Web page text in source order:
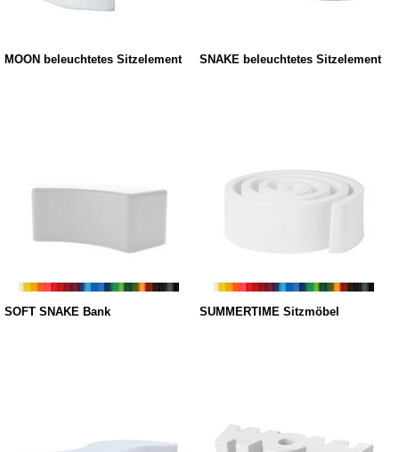
MOON beleuchtetes Sitzelement SNAKE beleuchtetes Sitzelement
SOFT SNAKE Bank SUMMERTIME Sitzmöbel